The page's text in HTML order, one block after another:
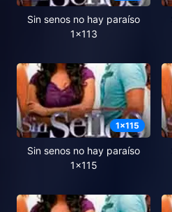
Sin senos no hay paraíso
1x113
1x115
Sin senos no hay paraíso
1x115